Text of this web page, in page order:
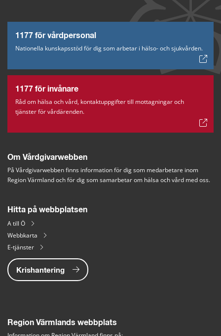
1177 för vårdpersonal
Nationella kunskapsstöd för dig som arbetar i hälso- och sjukvården.
1177 för invånare
Råd om hälsa och vård, kontaktuppgifter till mottagningar och
tjänster för vårdärenden.
Om Vårdgivarwebben
På Vårdgivarwebben finns information för dig som medarbetare inom
Region Värmland och för dig som samarbetar om hälsa och vård med oss.
Hitta på webbplatsen
A till Ö
Webbkarta
E-tjänster
Krishantering
Region Värmlands webbplats